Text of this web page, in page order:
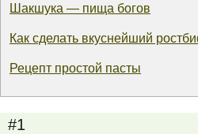
Шакшука — пища богов
Как сделать вкуснейший
Рецепт простой пасты
#1